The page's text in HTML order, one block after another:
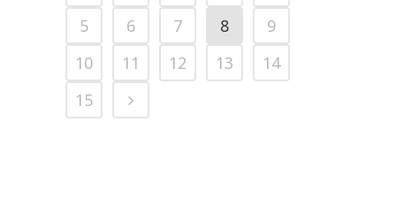
5
6 7 8
9
10
11 12 13
14
15